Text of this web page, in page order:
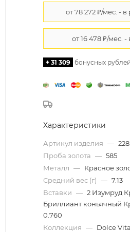
+ 31 309 бонусных
Характеристики
Артикул изделия —
Проба золота — 585
Металл — Красное
Средний вес (г) — 7.13
Вставки — 2 Изумруд
Бриллиант коньячный
0.760
Коллекция — Dolce Vita